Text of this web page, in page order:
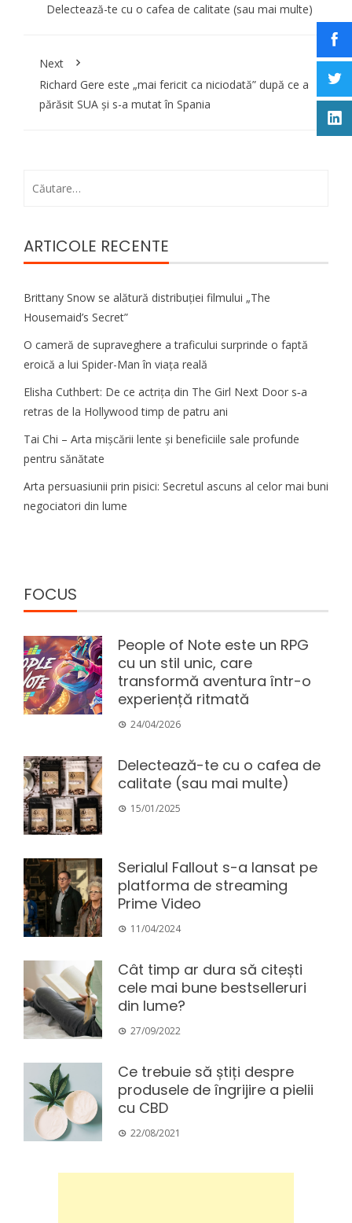
Delectează-te cu o cafea de calitate (sau mai multe)
Next
Richard Gere este „mai fericit ca niciodată” după ce a
părăsit SUA și s-a mutat în Spania
ARTICOLE RECENTE
Brittany Snow se alătură distribuției filmului „The
Housemaid’s Secret”
O cameră de supraveghere a traficului surprinde o faptă
eroică a lui Spider-Man în viața reală
Elisha Cuthbert: De ce actrița din The Girl Next Door s‑a
retras de la Hollywood timp de patru ani
Tai Chi – Arta mișcării lente și beneficiile sale profunde
pentru sănătate
Arta persuasiunii prin pisici: Secretul ascuns al celor mai buni
negociatori din lume
FOCUS
People of Note este un RPG
cu un stil unic, care
transformă aventura într-o
experiență ritmată
24/04/2026
Delectează-te cu o cafea de
calitate (sau mai multe)
15/01/2025
Serialul Fallout s-a lansat pe
platforma de streaming
Prime Video
11/04/2024
Cât timp ar dura să citești
cele mai bune bestselleruri
din lume?
27/09/2022
Ce trebuie să știți despre
produsele de îngrijire a pielii
cu CBD
22/08/2021